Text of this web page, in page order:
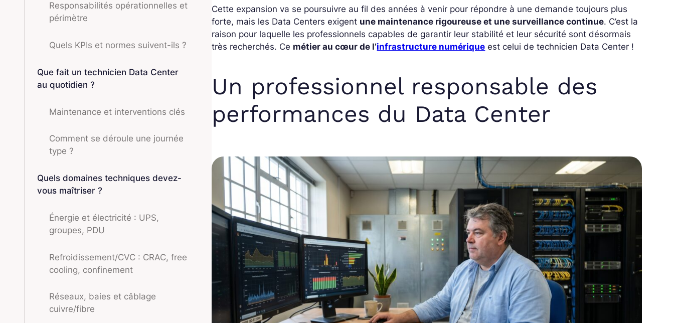
Responsabilités opérationnelles et
périmètre
Quels KPIs et normes suivent-ils ?
Que fait un technicien Data Center
au quotidien ?
Maintenance et interventions clés
Comment se déroule une journée
type ?
Quels domaines techniques devez-
vous maîtriser ?
Énergie et électricité : UPS,
groupes, PDU
Refroidissement/CVC : CRAC, free
cooling, confinement
Réseaux, baies et câblage
cuivre/fibre
Cette expansion va se poursuivre au fil des années à venir pour répondre à une demande toujours plus
forte, mais les Data Centers exigent une maintenance rigoureuse et une surveillance continue. C’est la
raison pour laquelle les professionnels capables de garantir leur stabilité et leur sécurité sont désormais
très recherchés. Ce métier au cœur de l’infrastructure numérique est celui de technicien Data Center !
Un professionnel responsable des
performances du Data Center